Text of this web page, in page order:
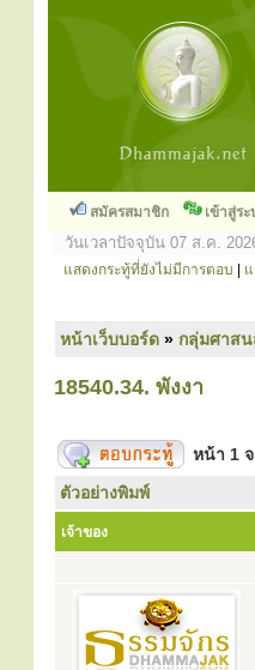
สมัครสมาชิก เข้าสู่ร
วันเวลาปัจจุบัน 07 ส.ค.
แสดงกระทู้ที่ยังไม่มีการตอบ
หน้าเว็บบอร์ด » กลุ่มศาส
18540.34. พังงา
หน้า 1
ตัวอย่างพิมพ์
เจ้าของ